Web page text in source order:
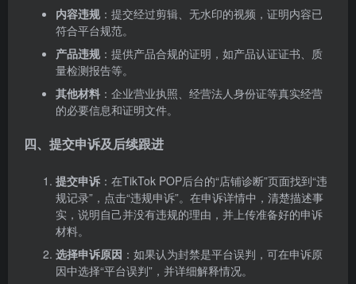
内容违规：提交经过剪辑、无水印的视频，证明内容已
符合平台规范。
产品违规：提供产品合规的证明，如产品认证证书、质
量检测报告等。
其他材料 ：企业营业执照、经营法人身份证等真实经营
的必要信息和证明文件。
四、提交申诉及后续跟进
提交申诉 ：在TikTok POP后台的“店铺诊断”页面找到“违
规记录”，点击“违规申诉”。在申诉详情中，清楚描述事
实，说明自己并没有违规的理由，并上传准备好的申诉
材料。
选择申诉原因 ：如果认为封禁是平台误判，可在申诉原
因中选择“平台误判”，并详细解释情况。